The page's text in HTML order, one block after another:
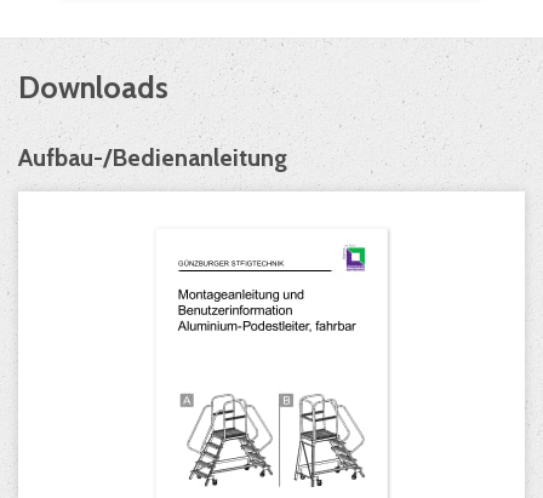
Downloads
Aufbau-/Bedienanleitung